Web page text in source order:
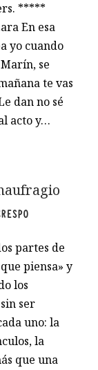
*****
En esa
yo cuando
se
te vas
dan no sé
acto y…
partes de
piensa» y
los
ser
uno: la
la
que una